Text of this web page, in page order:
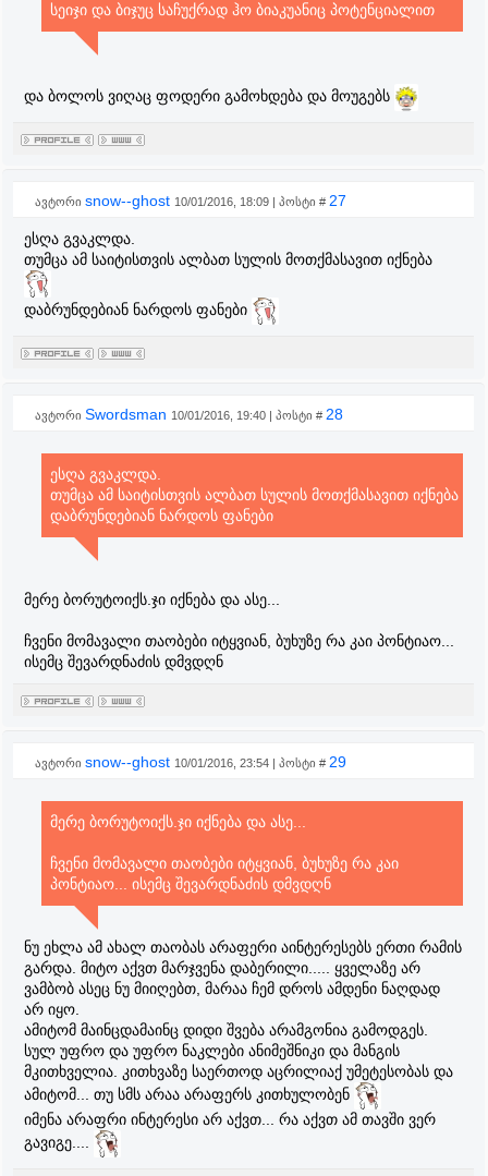
სეიჯი და ბიჯუც საჩუქრად ჰო ბიაკუანიც პოტენციალით
და ბოლოს ვიღაც ფოდერი გამოხდება და მოუგებს
ავტორი snow--ghost 10/01/2016, 18:09 | პოსტი # 27
ესღა გვაკლდა.
თუმცა ამ საიტისთვის ალბათ სულის მოთქმასავით იქნება
დაბრუნდებიან ნარდოს ფანები
ავტორი Swordsman 10/01/2016, 19:40 | პოსტი # 28
ესღა გვაკლდა.
თუმცა ამ საიტისთვის ალბათ სულის მოთქმასავით იქნება
დაბრუნდებიან ნარდოს ფანები
მერე ბორუტოიქს.ჯი იქნება და ასე...
ჩვენი მომავალი თაობები იტყვიან, ბუხუზე რა კაი პონტიაო...
ისემც შევარდნაძის დმვდღნ
ავტორი snow--ghost 10/01/2016, 23:54 | პოსტი # 29
მერე ბორუტოიქს.ჯი იქნება და ასე...
ჩვენი მომავალი თაობები იტყვიან, ბუხუზე რა კაი
პონტიაო... ისემც შევარდნაძის დმვდღნ
ნუ ეხლა ამ ახალ თაობას არაფერი აინტერესებს ერთი რამის
გარდა. მიტო აქვთ მარჯვენა დაბერილი..... ყველაზე არ
ვამბობ ასეც ნუ მიიღებთ, მარაა ჩემ დროს ამდენი ნაღდად
არ იყო.
ამიტომ მაინცდამაინც დიდი შვება არამგონია გამოდგეს.
სულ უფრო და უფრო ნაკლები ანიმეშნიკი და მანგის
მკითხველია. კითხვაზე საერთოდ აცრილიაქ უმეტესობას და
ამიტომ... თუ სმს არაა არაფერს კითხულობენ
იმენა არაფრი ინტერესი არ აქვთ... რა აქვთ ამ თავში ვერ
გავიგე....